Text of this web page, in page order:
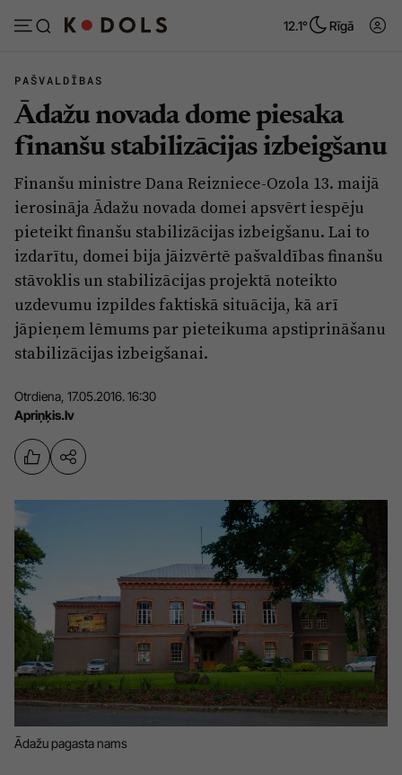
12.1° Rīgā
Abonēt Pieslēgties
Ziņas
Politika
Pašvaldības
Izglītība
Veselība
Ģimene
Vide
Sports
Drošība
Tēmas
Viedokļi
Dzīve un ticība
Ekonomika
Krimināli
Pierīga
Ādaži
Ķekava
Mārupe
Olaine
Ropaži
Salaspils
Projekti
Mediju atbalsta fonds
Zivju fonds
Zaļā nākotne
Iedvesmai nav vecuma
Vide
PAŠVALDĪBAS
Ādažu novada dome piesaka
finanšu stabilizācijas izbeigšanu
Finanšu ministre Dana Reizniece-Ozola 13. maijā
ierosināja Ādažu novada domei apsvērt iespēju
pieteikt finanšu stabilizācijas izbeigšanu. Lai to
izdarītu, domei bija jāizvērtē pašvaldības finanšu
stāvoklis un stabilizācijas projektā noteikto
uzdevumu izpildes faktiskā situācija, kā arī
jāpieņem lēmums par pieteikuma apstiprināšanu
stabilizācijas izbeigšanai.
Otrdiena, 17.05.2016. 16:30
Apriņķis.lv
Ādažu pagasta nams